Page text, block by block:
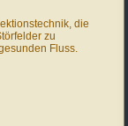
die
zu
Fluss.